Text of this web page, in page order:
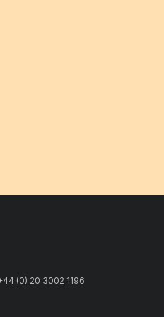
(0) 20 3002 1196